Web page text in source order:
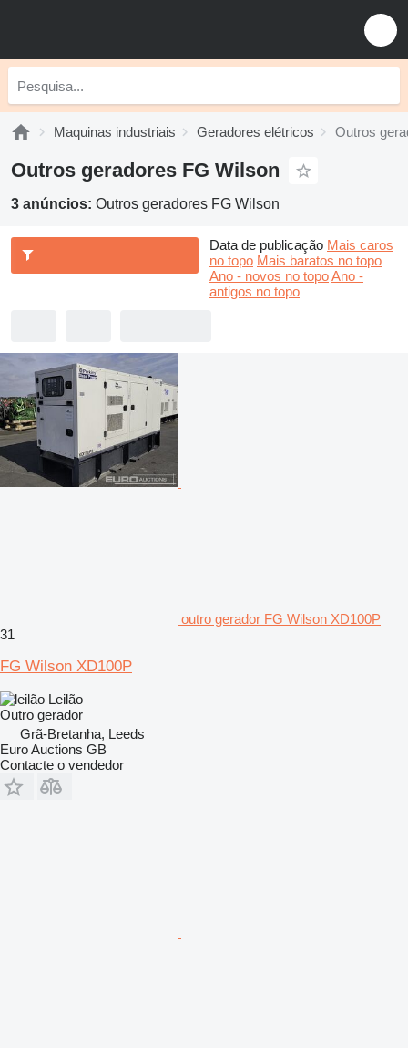
Maquinas industriais Geradores elétricos Outros
Outros geradores FG Wilson
3 anúncios: Outros geradores FG Wilson
Data de publicação Mais caros
no topo Mais baratos no topo
Ano - novos no topoAno -
antigos no topo
outro gerador FG Wilson XD100P
31
FG Wilson XD100P
Leilão
Outro gerador
Grã-Bretanha, Leeds
Euro Auctions GB
Contacte o vendedor